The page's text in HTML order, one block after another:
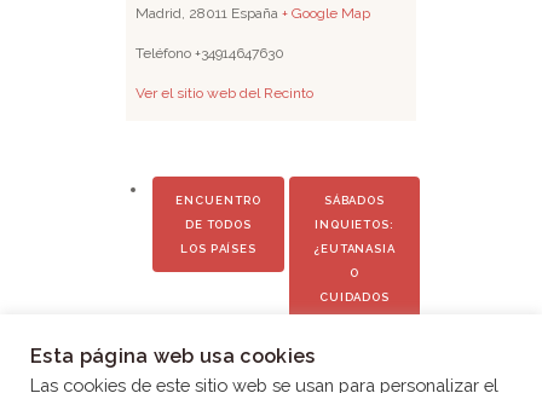
Madrid, 28011 España + Google Map
Teléfono +34914647630
Ver el sitio web del Recinto
ENCUENTRO
DE TODOS
LOS PAÍSES
SÁBADOS
INQUIETOS:
¿EUTANASIA
O
CUIDADOS
Esta página web usa cookies
Las cookies de este sitio web se usan para personalizar el